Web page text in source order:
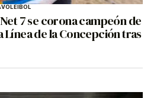
VOLEIBOL
7 se corona campeón de
Línea de la Concepción tras